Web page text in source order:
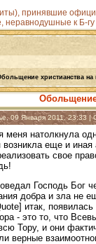
принявшие
к
христианства
09 Января 2011,
натолкнула
еще и
свое
Господь Бог
добра и зла не
итак,
- это то, что
Тору, и они
верные